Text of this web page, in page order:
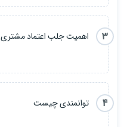
3
اهمیت جلب اعتماد مشتری
4
توانمندی چیست